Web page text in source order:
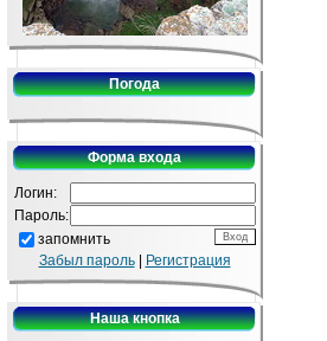
Погода
Форма входа
Логин:
Пароль:
запомнить
Забыл пароль| Регистрация
Наша кнопка